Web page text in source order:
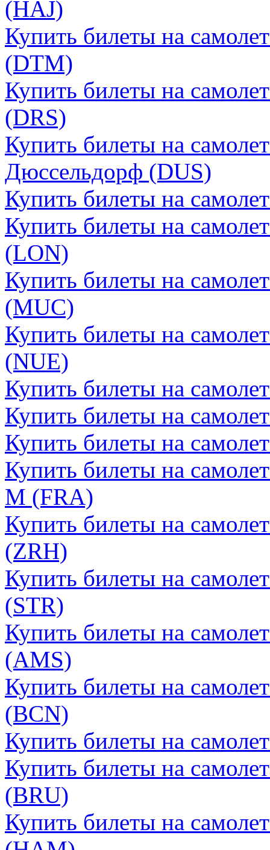
(HAJ)
Купить билеты на
(DTM)
Купить билеты на
(DRS)
Купить билеты на
Дюссельдорф (DUS)
Купить билеты на
Купить билеты на
(LON)
Купить билеты на
(MUC)
Купить билеты на
(NUE)
Купить билеты на
Купить билеты на
Купить билеты на
Купить билеты на
М (FRA)
Купить билеты на
(ZRH)
Купить билеты на
(STR)
Купить билеты на
(AMS)
Купить билеты на
(BCN)
Купить билеты на
Купить билеты на
(BRU)
Купить билеты на